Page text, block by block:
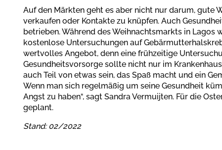
Auf den Märkten geht es aber nicht nur darum, gute
verkaufen oder Kontakte zu knüpfen. Auch
betrieben. Während des Weihnachtsmarkts in Lagos
kostenlose Untersuchungen auf
wertvolles Angebot, denn eine frühzeitige
Gesundheitsvorsorge sollte nicht nur im
auch Teil von etwas sein, das Spaß macht und ein
Wenn man sich regelmäßig um seine Gesundheit
Angst zu haben“, sagt Sandra Vermuijten. Für die
geplant.
Stand: 02/2022